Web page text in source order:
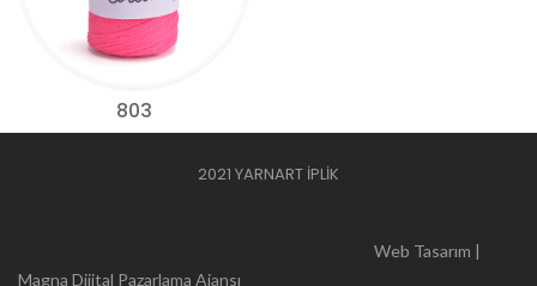
803
2021 YARNART İPLİK
Web Tasarım |
Magna Dijital Pazarlama Ajansı